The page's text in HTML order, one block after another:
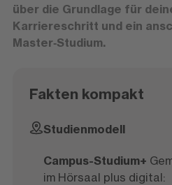
über die Grundlage für
Karriereschritt und ein
Master‑Studium.
Fakten kompakt
Studienmodell
Campus-Studium+
im Hörsaal plus digital: